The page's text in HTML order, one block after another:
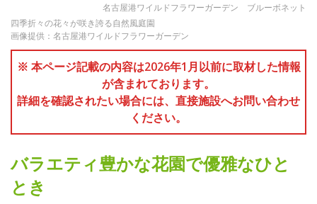
名古屋港ワイルドフラワーガーデン ブルーボネット
四季折々の花々が咲き誇る自然風庭園
画像提供：名古屋港ワイルドフラワーガーデン
※ 本ページ記載の内容は2026年1月以前に取材した情報
が含まれております。
詳細を確認されたい場合には、直接施設へお問い合わせ
ください。
バラエティ豊かな花園で優雅なひと
とき